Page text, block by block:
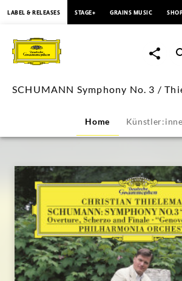
SCHUMANN
Symphony
No.
/
Thielemann
Deutsche
Grammophon
LABEL & RELEASES STAGE+ GRAINS MUSIC
SCHUMANN Symphony No. 3 /
Home